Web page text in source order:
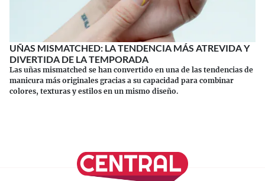
UÑAS MISMATCHED: LA TENDENCIA MÁS ATREVIDA Y
DIVERTIDA DE LA TEMPORADA
Las uñas mismatched se han convertido en una de las tendencias de
manicura más originales gracias a su capacidad para combinar
colores, texturas y estilos en un mismo diseño.